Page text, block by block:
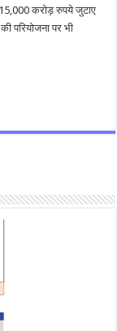
करोड़ रुपये जुटाए
परियोजना पर भी